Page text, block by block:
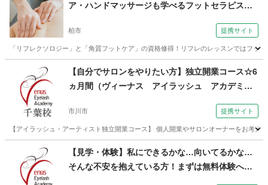
ア・ハンドマッサージも学べるフットセラピスト
セーションアカデミー 千葉・柏校）
柏市 提携サイト
「リフレクソロジー」と「角質フットケア」の資格修得！リフレのレッスンではフ
柏市 リフレクソロジー
【自分でサロンをやりたい方】独立開業コース☆6
ヵ月間（ヴィーナス アイラッシュ アカデミー
市川市 提携サイト
【アイラッシュ・アーティスト独立開業コース】 個人開業やサロンオーナーをお考
市川市 メイク
【見学・体験】私にできるかな…向いてるかな…
そんな不安を抱えている方！まずは無料体験へ☆6